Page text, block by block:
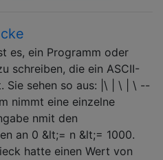
es, ein Programm oder
schreiben, die ein ASCII-
Sie sehen so aus: |\ | \ | \ --
nimmt eine einzelne
nmit den
an 0 &lt;= n &lt;= 1000.
hatte einen Wert von